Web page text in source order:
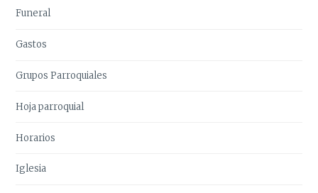
Funeral
Gastos
Grupos Parroquiales
Hoja parroquial
Horarios
Iglesia